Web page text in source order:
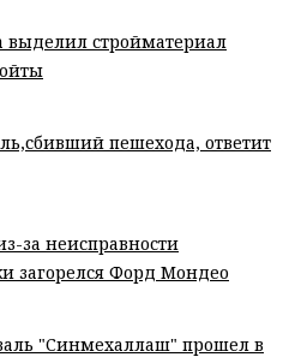
стройматериал
пешехода, ответит
за неисправности
загорелся Форд Мондео
"Синмехаллаш" прошел в